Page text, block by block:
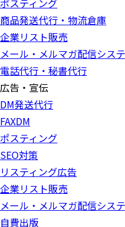
ポスティング
商品発送代行・物流倉庫
企業リスト販売
メール・メルマガ配信シス
電話代行・秘書代行
広告・宣伝
DM発送代行
FAXDM
ポスティング
SEO対策
リスティング広告
企業リスト販売
メール・メルマガ配信シス
自費出版